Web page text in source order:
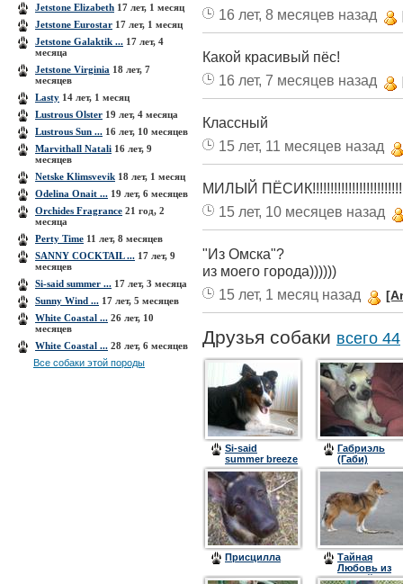
Jetstone Elizabeth 17 лет, 1 месяц
Jetstone Eurostar 17 лет, 1 месяц
Jetstone Galaktik ... 17 лет, 4
месяца
Jetstone Virginia 18 лет, 7
месяцев
Lasty 14 лет, 1 месяц
Lustrous Olster 19 лет, 4 месяца
Lustrous Sun ... 16 лет, 10 месяцев
Marvithall Natali 16 лет, 9
месяцев
Netske Klimsvevik 18 лет, 1 месяц
Odelina Onait ... 19 лет, 6 месяцев
Orchides Fragrance 21 год, 2
месяца
Perty Time 11 лет, 8 месяцев
SANNY COCKTAIL ... 17 лет, 9
месяцев
Si-said summer ... 17 лет, 3 месяца
Sunny Wind ... 17 лет, 5 месяцев
White Coastal ... 26 лет, 10
месяцев
White Coastal ... 28 лет, 6 месяцев
Все собаки этой породы
16 лет, 8 месяцев назад
Какой красивый пёс!
16 лет, 7 месяцев назад
Классный
15 лет, 11 месяцев назад
МИЛЫЙ
15 лет, 10 месяцев назад
"Из Омска"?
из моего города))))))
15 лет, 1 месяц назад
Друзья собаки всего 44
Si-said
summer breeze
(Бриз)
Габриэль
(Габи)
Присцилла
Тайная
Любовь из
Старой Шуи